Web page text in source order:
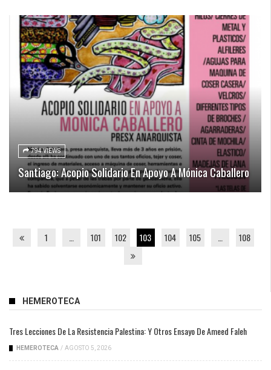
794 VIEWS
Santiago: Acopio Solidario En Apoyo A Mónica Caballero
1 101 102 103 104 105 108
HEMEROTECA
Tres Lecciones De La Resistencia Palestina: Y Otros Ensayo De Ameed Faleh
HEMEROTECA / AGOSTO 5, 2026